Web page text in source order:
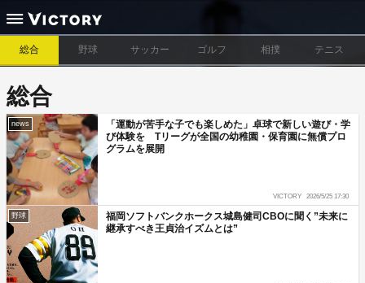
総合 野球 サッカー ゴルフ 相撲 テニス
総合
news
「運動が苦手な子でも楽しめた」卓球で新しい遊び・学
び体験を Tリーグが全国の幼稚園・保育園に無償プロ
グラムを展開
VICTORY 2026/5/25 17:30
野球
福岡ソフトバンクホークス城島健司CBOに聞く”未来に
継承すべき王貞治イズムとは”